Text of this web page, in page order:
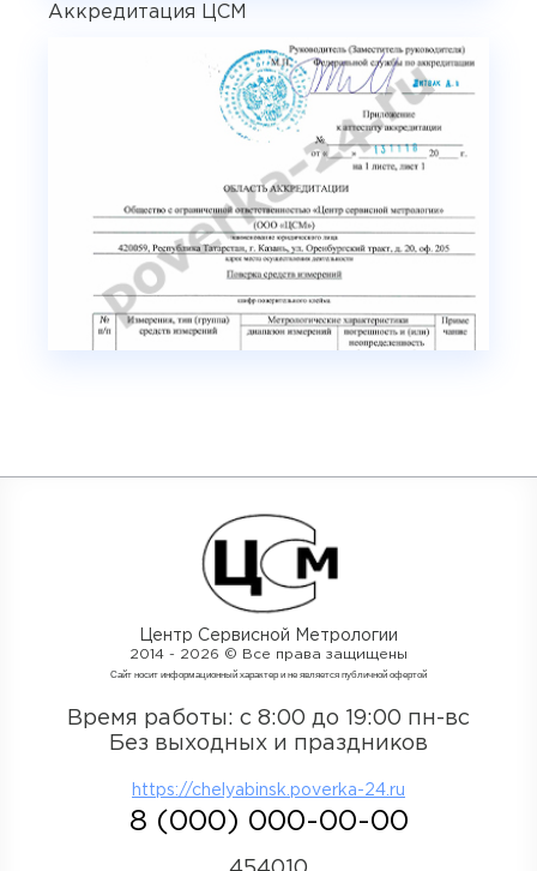
Аккредитация ЦСМ
Центр Сервисной Метрологии
2014 - 2026 © Все права защищены
Cайт носит информационный характер и не является публичной офертой
Время работы: с 8:00 до 19:00 пн-вс
Без выходных и праздников
https://chelyabinsk.poverka-24.ru
8 (000) 000-00-00